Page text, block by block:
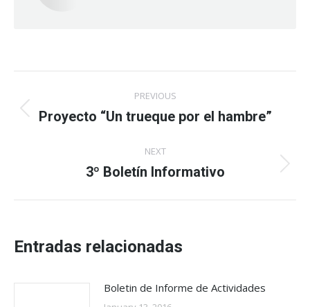
navigation
PREVIOUS
Previous
Proyecto “Un trueque por el hambre”
NEXT
Next
3º Boletín Informativo
Entradas relacionadas
Boletin de Informe de Actividades